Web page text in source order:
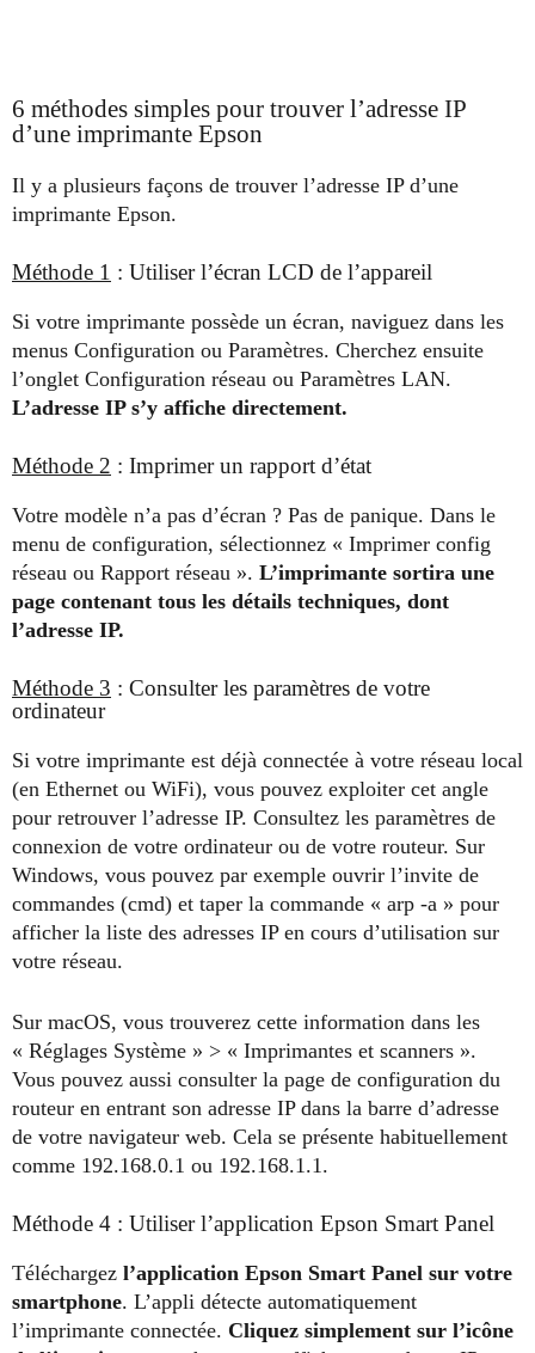
6 méthodes simples pour trouver l’adresse IP
d’une imprimante Epson
Il y a plusieurs façons de trouver l’adresse IP d’une
imprimante Epson.
Méthode 1 : Utiliser l’écran LCD de l’appareil
Si votre imprimante possède un écran, naviguez dans les
menus Configuration ou Paramètres. Cherchez ensuite
l’onglet Configuration réseau ou Paramètres LAN.
L’adresse IP s’y affiche directement.
Méthode 2 : Imprimer un rapport d’état
Votre modèle n’a pas d’écran ? Pas de panique. Dans le
menu de configuration, sélectionnez « Imprimer config
réseau ou Rapport réseau ». L’imprimante sortira une
page contenant tous les détails techniques, dont
l’adresse IP.
Méthode 3 : Consulter les paramètres de votre
ordinateur
Si votre imprimante est déjà connectée à votre réseau local
(en Ethernet ou WiFi), vous pouvez exploiter cet angle
pour retrouver l’adresse IP. Consultez les paramètres de
connexion de votre ordinateur ou de votre routeur. Sur
Windows, vous pouvez par exemple ouvrir l’invite de
commandes (cmd) et taper la commande « arp -a » pour
afficher la liste des adresses IP en cours d’utilisation sur
votre réseau.
Sur macOS, vous trouverez cette information dans les
« Réglages Système » > « Imprimantes et scanners ».
Vous pouvez aussi consulter la page de configuration du
routeur en entrant son adresse IP dans la barre d’adresse
de votre navigateur web. Cela se présente habituellement
comme 192.168.0.1 ou 192.168.1.1.
Méthode 4 : Utiliser l’application Epson Smart Panel
Téléchargez l’application Epson Smart Panel sur votre
smartphone. L’appli détecte automatiquement
l’imprimante connectée. Cliquez simplement sur l’icône